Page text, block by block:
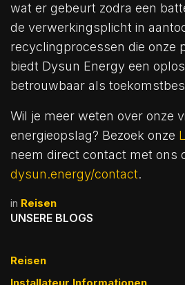
wat er gebeurt zodra een
de verwerkingsplicht in
recyclingprocessen die onze
biedt Dysun Energy een
betrouwbaar als
Wil je meer weten over onze
energieopslag? Bezoek onze
neem direct contact met ons
dysun.energy/contact.
in Reisen
UNSERE BLOGS
Reisen